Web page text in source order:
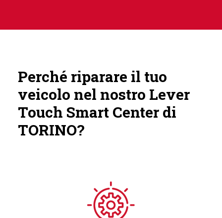
Perché riparare il tuo
veicolo nel nostro Lever
Touch Smart Center di
TORINO?